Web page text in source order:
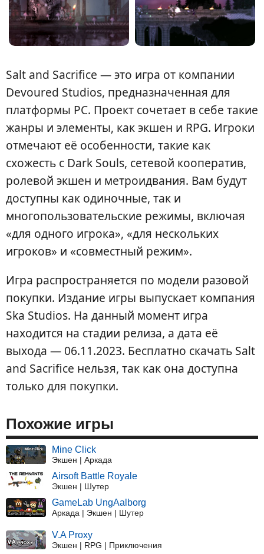
Salt and Sacrifice — это игра от компании
Devoured Studios, предназначенная для
платформы PC. Проект сочетает в себе такие
жанры и элементы, как экшен и RPG. Игроки
отмечают её особенности, такие как
схожесть с Dark Souls, сетевой кооператив,
ролевой экшен и метроидвания. Вам будут
доступны как одиночные, так и
многопользовательские режимы, включая
«для одного игрока», «для нескольких
игроков» и «совместный режим».
Игра распространяется по модели разовой
покупки. Издание игры выпускает компания
Ska Studios. На данный момент игра
находится на стадии релиза, а дата её
выхода — 06.11.2023. Бесплатно скачать Salt
and Sacrifice нельзя, так как она доступна
только для покупки.
Похожие игры
Mine Click
Экшен | Аркада
Airsoft Battle Royale
Экшен | Шутер
GameLab UngAalborg
Аркада | Экшен | Шутер
V.A Proxy
Экшен | RPG | Приключения